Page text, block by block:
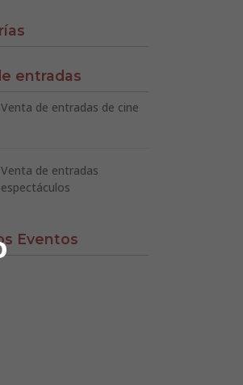
entradas
Venta de entradas de cine
Venta de entradas
espectáculos
Eventos